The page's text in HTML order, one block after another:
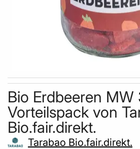
Skip to the beginning of the images
Bio Erdbeeren
Vorteilspack von
Bio.fair.direkt.
Tarabao Bio.fair.direkt.